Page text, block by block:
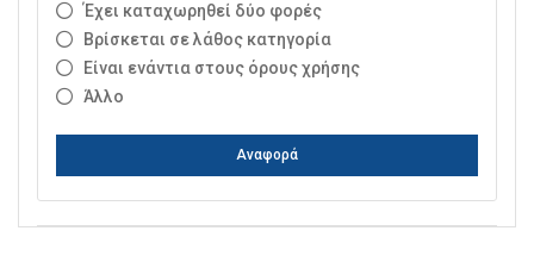
Έχει καταχωρηθεί δύο φορές
Βρίσκεται σε λάθος κατηγορία
Είναι ενάντια στους όρους χρήσης
Άλλο
Αναφορά